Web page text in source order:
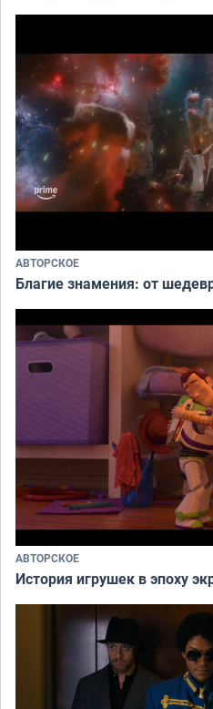
АВТОРСКОЕ
Благие знамения: от
АВТОРСКОЕ
История игрушек в эпоху